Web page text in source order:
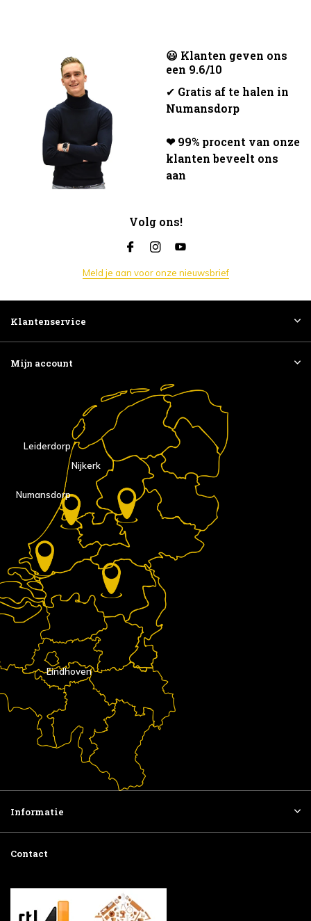
😃 Klanten geven ons
een 9.6/10
✔ Gratis af te halen in
Numansdorp
❤ 99% procent van onze
klanten beveelt ons
aan
Volg ons!
Meld je aan voor onze nieuwsbrief
Klantenservice
Mijn account
Eindhoven
Nijkerk
Numansdorp
Leiderdorp
Informatie
Contact